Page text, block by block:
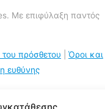
Με επιφύλαξη παντός
πρόσθετου
Όροι και
ευθύνης